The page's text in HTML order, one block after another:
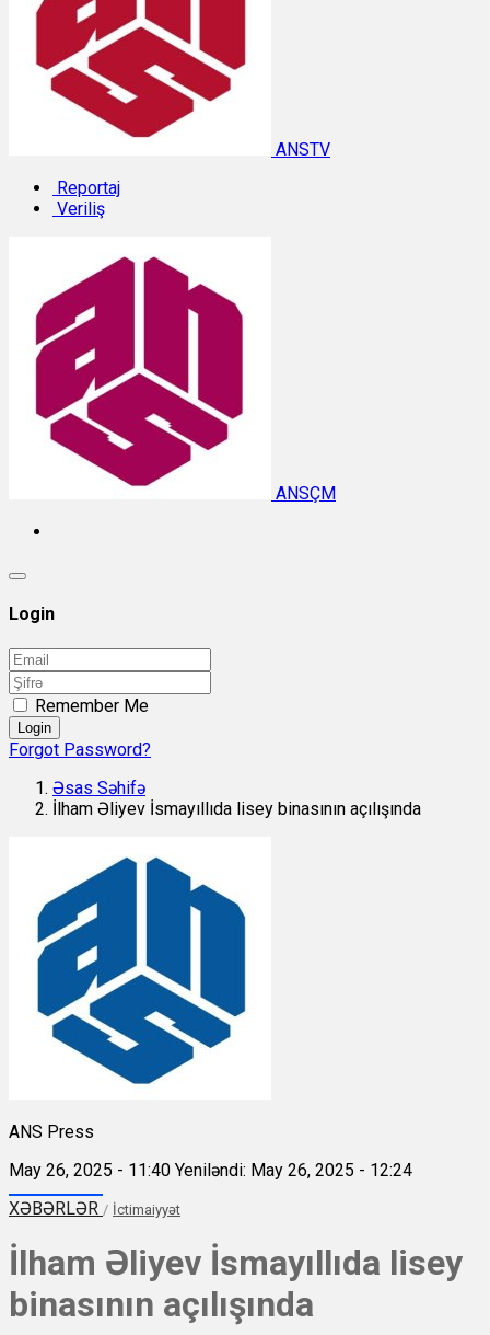
ANSTV
Reportaj
Veriliş
ANSÇM
Login
Remember Me
Login
Forgot Password?
Əsas Səhifə
İlham Əliyev İsmayıllıda lisey binasının açılışında
ANS Press
May 26, 2025 - 11:40 Yeniləndi: May 26, 2025 - 12:24
XƏBƏRLƏR / İctimaiyyət
İlham Əliyev İsmayıllıda lisey
binasının açılışında